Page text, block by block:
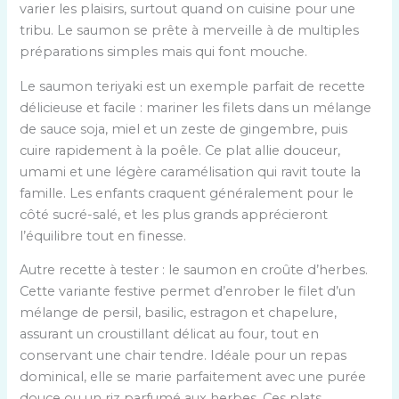
f
d
s
c
a
r
a
c
t
é
varier les plaisirs, surtout quand on cuisine pour une
tribu. Le saumon se prête à merveille à de multiples
préparations simples mais qui font mouche.
Le saumon teriyaki est un exemple parfait de recette
délicieuse et facile : mariner les filets dans un mélange
de sauce soja, miel et un zeste de gingembre, puis
cuire rapidement à la poêle. Ce plat allie douceur,
umami et une légère caramélisation qui ravit toute la
famille. Les enfants craquent généralement pour le
côté sucré-salé, et les plus grands apprécieront
l’équilibre tout en finesse.
Autre recette à tester : le saumon en croûte d’herbes.
Cette variante festive permet d’enrober le filet d’un
mélange de persil, basilic, estragon et chapelure,
assurant un croustillant délicat au four, tout en
conservant une chair tendre. Idéale pour un repas
dominical, elle se marie parfaitement avec une purée